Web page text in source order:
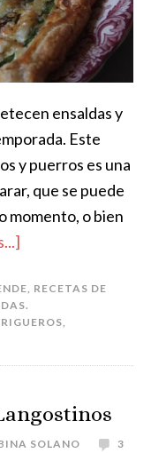
ensaldas y
Este
y puerros es una
que se puede
momento, o bien
RECETAS DE
SOLANO
3